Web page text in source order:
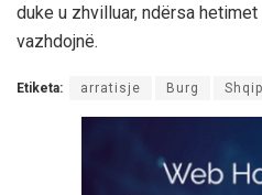
duke u zhvilluar, ndërsa
vazhdojnë.
Etiketa: arratisje Burg